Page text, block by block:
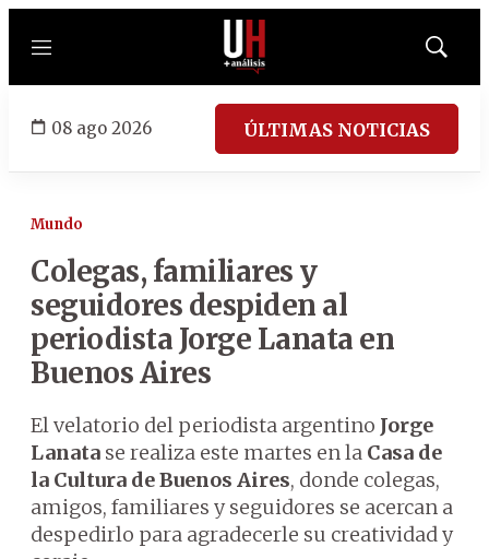
Menú
Mostrar
08 ago 2026 ÚLTIMAS NOTICIAS
Mundo
Colegas, familiares y
seguidores despiden al
periodista Jorge Lanata en
Buenos Aires
El velatorio del periodista argentino Jorge
Lanata se realiza este martes en la Casa de
la Cultura de Buenos Aires, donde colegas,
amigos, familiares y seguidores se acercan a
despedirlo para agradecerle su creatividad y